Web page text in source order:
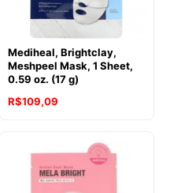
Mediheal, Brightclay,
Meshpeel Mask, 1 Sheet,
0.59 oz. (17 g)
R$109,09